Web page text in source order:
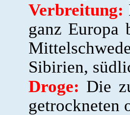
Verbreitung:
ganz
Sibirien,
Droge: Die
getrockneten